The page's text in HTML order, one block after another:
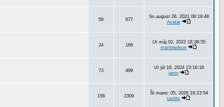
59 677
So august 28, 2021 08:19:48
Avatar
24 166
Ut máj 02, 2023 18:38:55
martinwilson
73 499
Ut júl 16, 2024 13:16:18
jamo
156 2309
Št marec 05, 2026 19:23:54
tantito